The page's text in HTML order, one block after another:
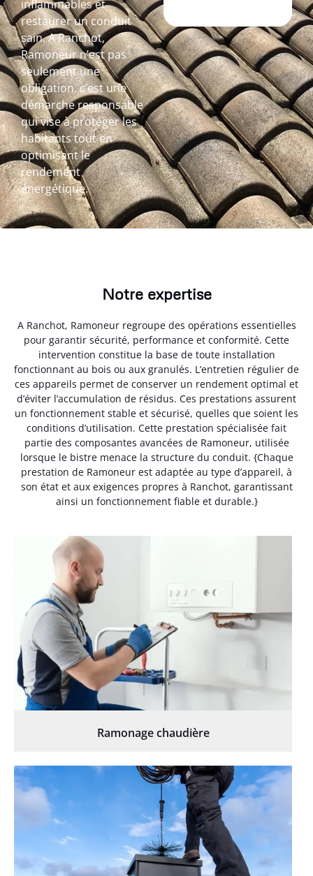
inflammables et
restaurer un conduit
sain. A Ranchot,
Ramoneur n’est pas
seulement une
obligation, c’est une
démarche responsable
qui vise à protéger les
habitants tout en
optimisant le
rendement
énergétique.
Notre expertise
A Ranchot, Ramoneur regroupe des opérations essentielles
pour garantir sécurité, performance et conformité. Cette
intervention constitue la base de toute installation
fonctionnant au bois ou aux granulés. L’entretien régulier de
ces appareils permet de conserver un rendement optimal et
d’éviter l’accumulation de résidus. Ces prestations assurent
un fonctionnement stable et sécurisé, quelles que soient les
conditions d’utilisation. Cette prestation spécialisée fait
partie des composantes avancées de Ramoneur, utilisée
lorsque le bistre menace la structure du conduit. {Chaque
prestation de Ramoneur est adaptée au type d’appareil, à
son état et aux exigences propres à Ranchot, garantissant
ainsi un fonctionnement fiable et durable.}
Ramonage chaudière